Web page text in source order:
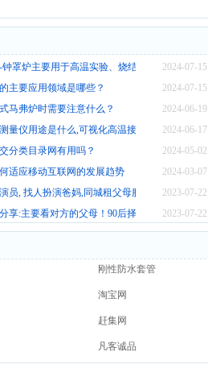
2024-07-15
罩炉主要用于高温实验、烧结、热处理等工艺
2024-07-15
主要应用领域是哪些？
2024-06-19
马弗炉时需要注意什么？
2024-06-17
量仪用途是什么,可视化高温接触角测试仪厂家
2024-05-02
分类目录网有用吗？
2024-03-07
适应移动互联网的发展趋势
2023-07-22
员, 找人扮演爸妈,同城租父母服务
2023-07-22
享:主要看对方的父母！90后择偶新标准
刚性防水套管
淘宝网
赶集网
凡客诚品